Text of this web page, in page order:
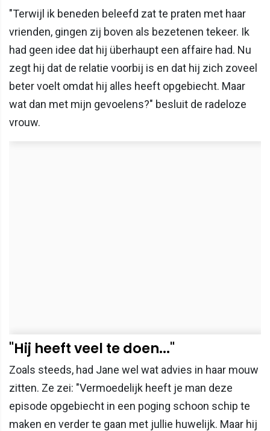
"Terwijl ik beneden beleefd zat te praten met haar
vrienden, gingen zij boven als bezetenen tekeer. Ik
had geen idee dat hij überhaupt een affaire had. Nu
zegt hij dat de relatie voorbij is en dat hij zich zoveel
beter voelt omdat hij alles heeft opgebiecht. Maar
wat dan met mijn gevoelens?" besluit de radeloze
vrouw.
"Hij heeft veel te doen..."
Zoals steeds, had Jane wel wat advies in haar mouw
zitten. Ze zei: "Vermoedelijk heeft je man deze
episode opgebiecht in een poging schoon schip te
maken en verder te gaan met jullie huwelijk. Maar hij